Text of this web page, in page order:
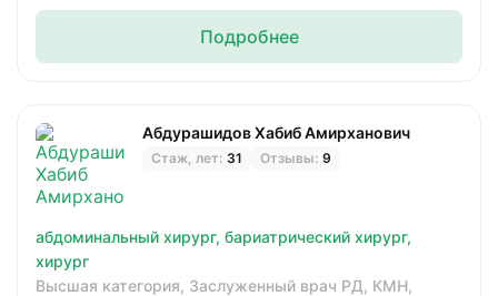
Подробнее
Абдурашидов Хабиб Амирханович
Стаж, лет: 31 Отзывы: 9
абдоминальный хирург, бариатрический хирург,
хирург
Высшая категория, Заслуженный врач РД, КМН,